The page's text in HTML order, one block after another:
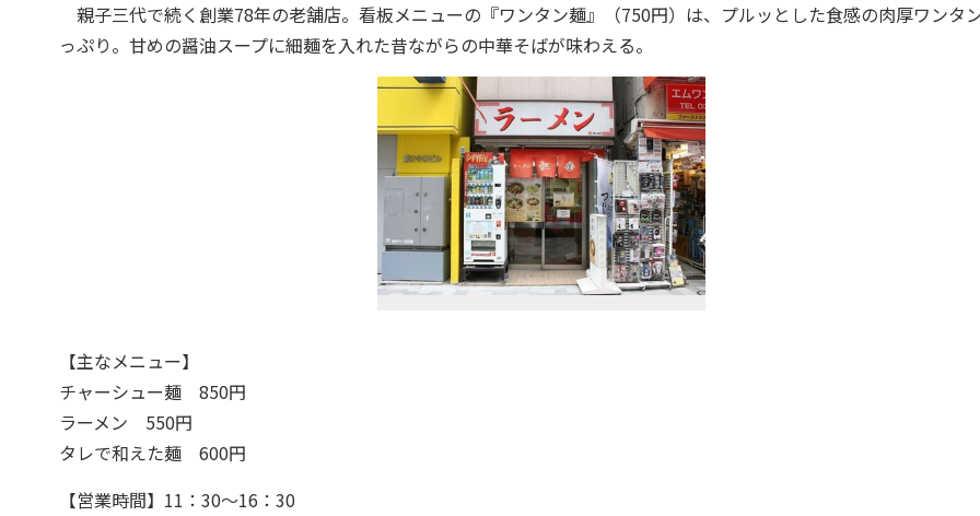
親子三代で続く創業78年の老舗店。看板メニューの『ワンタン麺』（750円）は、プルッとした食感の肉厚ワンタ
っぷり。甘めの醤油スープに細麺を入れた昔ながらの中華そばが味わえる。
【主なメニュー】
チャーシュー麺 850円
ラーメン 550円
タレで和えた麺 600円
【営業時間】11：30～16：30